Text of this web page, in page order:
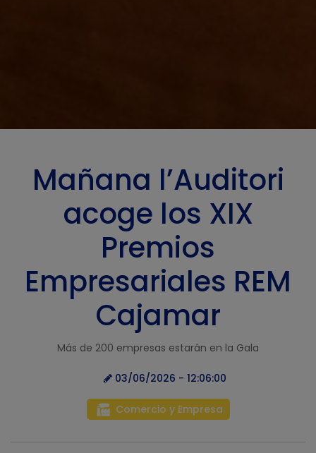
Mañana l’Auditori
acoge los XIX
Premios
Empresariales REM
Cajamar
Más de 200 empresas estarán en la Gala
03/06/2026 - 12:06:00
Comercio y Empresa